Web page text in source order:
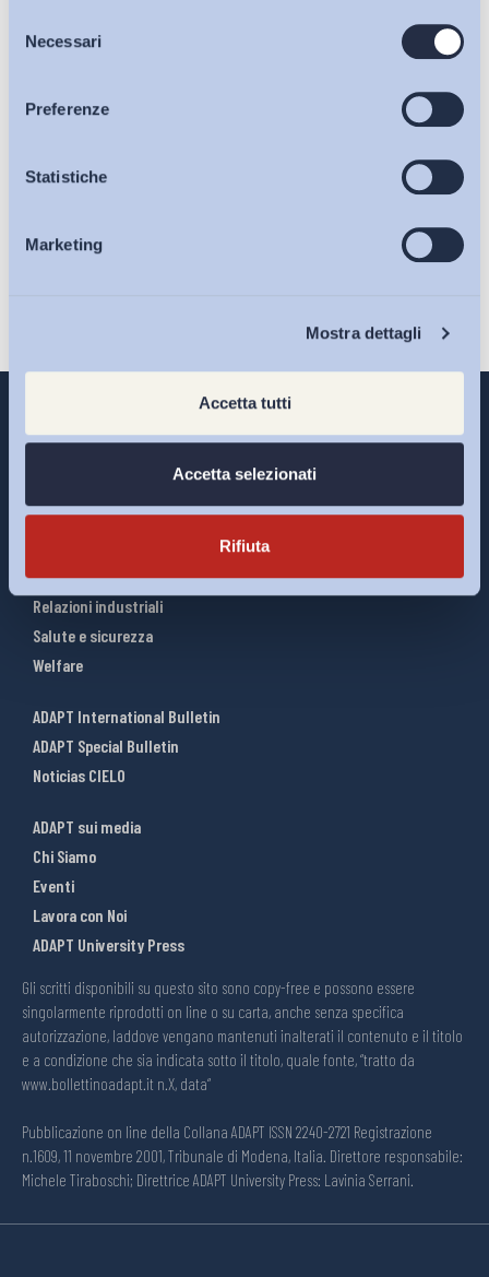
delNecessari
Preferenze
Statistiche
Marketing
Mostra dettagli
Accetta tutti
Accetta selezionati
Rifiuta
Bollettini ADAPT
Articoli
Osservatori
Eventi
sulla pagina della
Infografiche
Mercato del lavoro
Relazioni industriali
Salute e sicurezza
Welfare
ADAPT International Bulletin
ADAPT Special Bulletin
Noticias CIELO
ADAPT sui media
Chi Siamo
Eventi
Lavora con Noi
ADAPT University Press
Gli scritti disponibili su questo sito sono copy-free e possono essere
singolarmente riprodotti on line o su carta, anche senza specifica
autorizzazione, laddove vengano mantenuti inalterati il contenuto e il titolo
e a condizione che sia indicata sotto il titolo, quale fonte, “tratto da
www.bollettinoadapt.it n.X, data“
Pubblicazione on line della Collana ADAPT ISSN 2240-2721 Registrazione
n.1609, 11 novembre 2001, Tribunale di Modena, Italia. Direttore responsabile:
Michele Tiraboschi; Direttrice ADAPT University Press: Lavinia Serrani.